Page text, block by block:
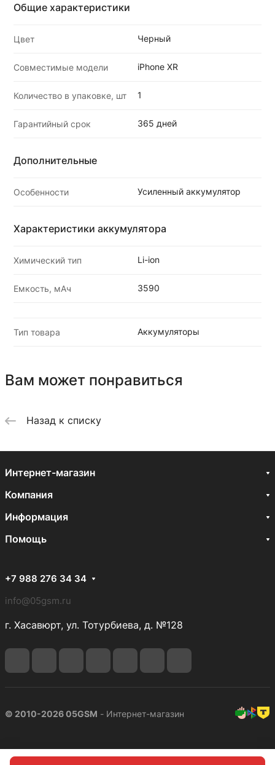
Общие характеристики
Цвет Черный
Совместимые модели iPhone XR
Количество в упаковке, шт 1
Гарантийный срок 365 дней
Дополнительные
Особенности Усиленный аккумулятор
Характеристики аккумулятора
Химический тип Li-ion
Емкость, мАч 3590
Тип товара Аккумуляторы
Вам может понравиться
Назад к списку
Интернет-магазин
Компания
Информация
Помощь
+7 988 276 34 34
info@05gsm.ru
г. Хасавюрт, ул. Тотурбиева, д. №128
© 2010-2026 05GSM - Интернет-магазин